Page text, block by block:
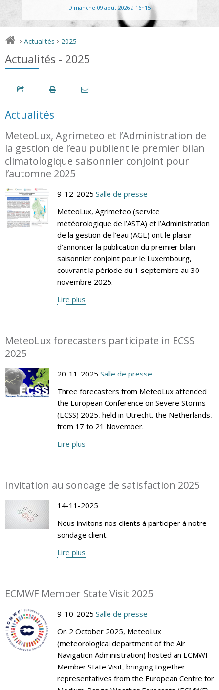
Dimanche 09 août 2026 à 16h15
> Actualités > 2025
Actualités - 2025
Actualités
MeteoLux, Agrimeteo et l’Administration de
la gestion de l’eau publient le premier bilan
climatologique saisonnier conjoint pour
l’automne 2025
9-12-2025 Salle de presse
MeteoLux, Agrimeteo (service
météorologique de l’ASTA) et l’Administration
de la gestion de l’eau (AGE) ont le plaisir
d’annoncer la publication du premier bilan
saisonnier conjoint pour le Luxembourg,
couvrant la période du 1 septembre au 30
novembre 2025.
Lire plus
MeteoLux forecasters participate in ECSS
2025
20-11-2025 Salle de presse
Three forecasters from MeteoLux attended
the European Conference on Severe Storms
(ECSS) 2025, held in Utrecht, the Netherlands,
from 17 to 21 November.
Lire plus
Invitation au sondage de satisfaction 2025
14-11-2025
Nous invitons nos clients à participer à notre
sondage client.
Lire plus
ECMWF Member State Visit 2025
9-10-2025 Salle de presse
On 2 October 2025, MeteoLux
(meteorological department of the Air
Navigation Administration) hosted an ECMWF
Member State Visit, bringing together
representatives from the European Centre for